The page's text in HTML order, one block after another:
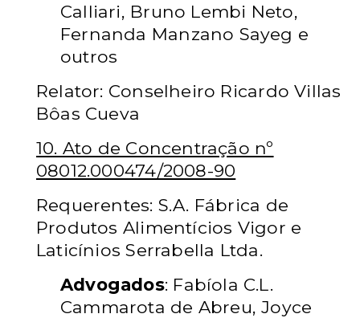
Calliari, Bruno Lembi Neto,
Fernanda Manzano Sayeg e
outros
Relator: Conselheiro Ricardo Villas
Bôas Cueva
10. Ato de Concentração nº
08012.000474/2008-90
Requerentes: S.A. Fábrica de
Produtos Alimentícios Vigor e
Laticínios Serrabella Ltda.
Advogados: Fabíola C.L.
Cammarota de Abreu, Joyce